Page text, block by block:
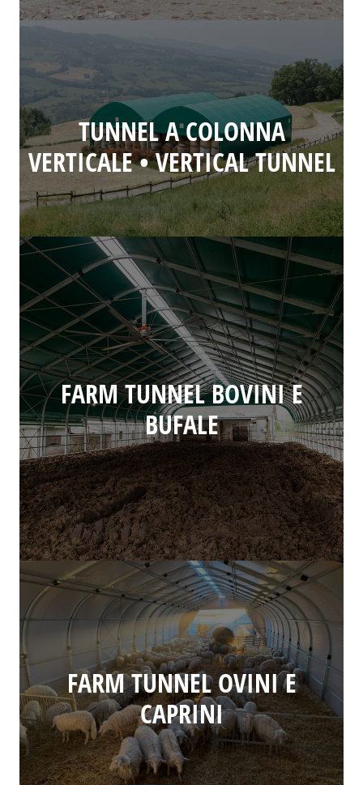
TUNNEL A COLONNA
VERTICALE • VERTICAL TUNNEL
FARM TUNNEL BOVINI E
BUFALE
FARM TUNNEL OVINI E
CAPRINI